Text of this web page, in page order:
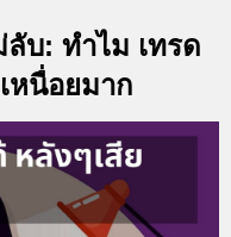
บ: ทำไม เทรด
หนื่อยมาก